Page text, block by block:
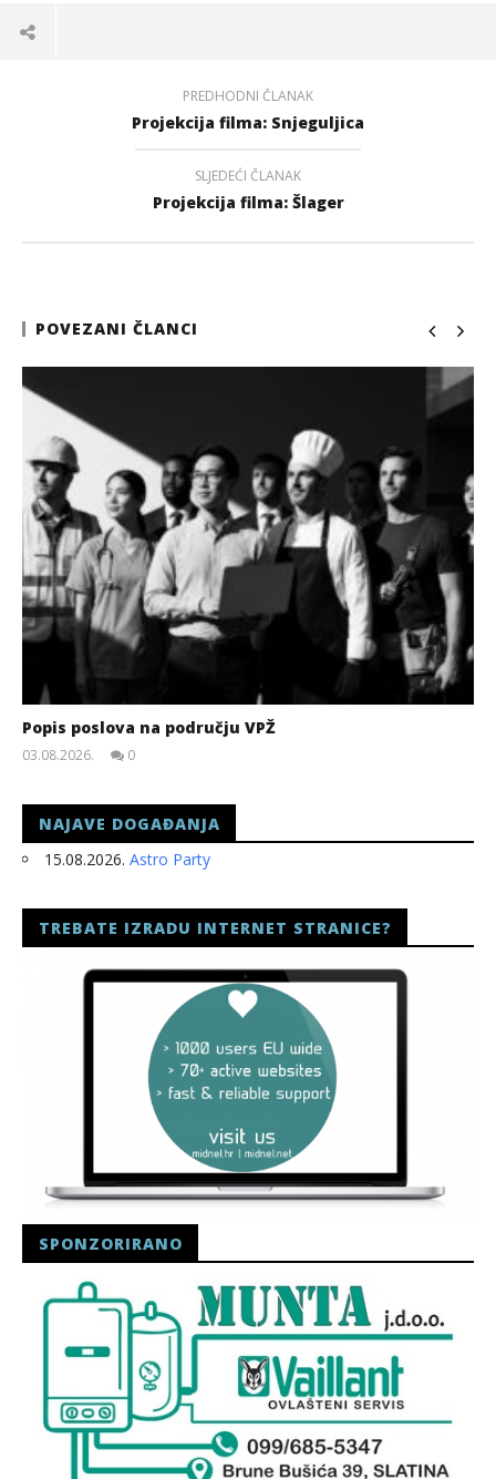
PREDHODNI ČLANAK
Projekcija filma: Snjeguljica
SLJEDEĆI ČLANAK
Projekcija filma: Šlager
POVEZANI ČLANCI
Popis poslova na području VPŽ
03.08.2026.
0
NAJAVE DOGAĐANJA
15.08.2026. Astro Party
TREBATE IZRADU INTERNET STRANICE?
SPONZORIRANO